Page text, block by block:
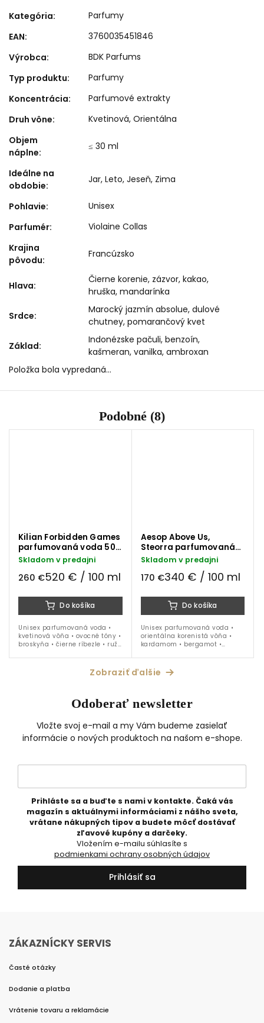
Kategória:
Parfumy
EAN:
3760035451846
Výrobca:
BDK Parfums
Typ produktu:
Parfumy
Koncentrácia:
Parfumové extrakty
Druh vône: Kvetinová, Orientálna
Objem
náplne:
≤ 30 ml
Ideálne na
obdobie:
Jar, Leto, Jeseň, Zima
Pohlavie:
Unisex
Parfumér:
Violaine Collas
Krajina
pôvodu:
Francúzsko
Hlava:
Čierne korenie, zázvor, kakao,
hruška, mandarínka
Srdce:
Marocký jazmín absolue, dulové
chutney, pomarančový kvet
Základ:
Indonézske pačuli, benzoín,
kašmeran, vanilka, ambroxan
Položka bola vypredaná…
Podobné (8)
Kilian Forbidden Games
parfumovaná voda 50
ml
Skladom v predajni
260 €520 € / 100 ml
Do košíka
Unisex parfumovaná voda •
kvetinová vôňa • ovocné tóny •
broskyňa • čierne ríbezle • ruža
ideálna na obdobie jar - leto
Aesop Above Us,
Steorra parfumovaná
voda 50 ml
Skladom v predajni
170 €340 € / 100 ml
Do košíka
Unisex parfumovaná voda •
orientálna korenistá vôňa •
kardamom • bergamot •
škorica • ideálna na obdobie...
Zobraziť ďalšie
Odoberať newsletter
Vložte svoj e-mail a my Vám budeme zasielať
informácie o nových produktoch na našom e-shope.
Prihláste sa a buďte s nami v kontakte. Čaká vás
magazín s aktuálnymi informáciami z nášho sveta,
vrátane nákupných tipov a budete môcť dostávať
zľavové kupóny a darčeky.
podmienkami ochrany osobných údajov
Prihlásiť sa
ZÁKAZNÍCKY SERVIS
Časté otázky
Dodanie a platba
Vrátenie tovaru a reklamácie